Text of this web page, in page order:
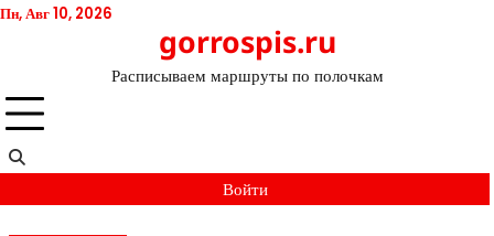
Перейти
Пн, Авг 10, 2026
gorrospis.ru
Расписываем маршруты по полочкам
Войти